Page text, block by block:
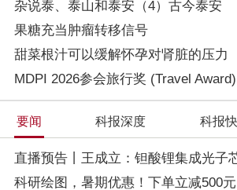
杂说泰、泰山和泰安（4）古今泰安
果糖充当肿瘤转移信号
甜菜根汁可以缓解怀孕对肾脏的压力
要闻 科报深度 科报
直播预告丨王成立：钽酸锂集成光子
科研绘图，暑期优惠！下单立减500元